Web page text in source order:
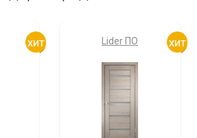
Lider ПО